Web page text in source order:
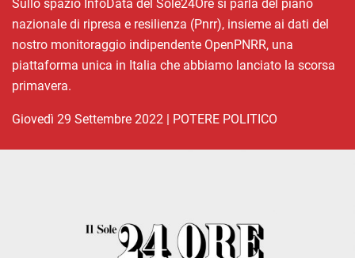
Sullo spazio InfoData del Sole24Ore si parla del piano
nazionale di ripresa e resilienza (Pnrr), insieme ai dati del
nostro monitoraggio indipendente OpenPNRR, una
piattaforma unica in Italia che abbiamo lanciato la scorsa
primavera.
giovedì 29 Settembre 2022 | POTERE POLITICO